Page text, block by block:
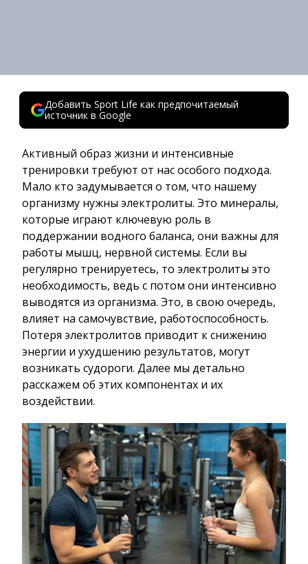
Добавить Sport Life как предпочитаемый
источник в Google
Активный образ жизни и интенсивные
тренировки требуют от нас особого подхода.
Мало кто задумывается о том, что нашему
организму нужны электролиты. Это минералы,
которые играют ключевую роль в
поддержании водного баланса, они важны для
работы мышц, нервной системы. Если вы
регулярно тренируетесь, то электролиты это
необходимость, ведь с потом они интенсивно
выводятся из организма. Это, в свою очередь,
влияет на самочувствие, работоспособность.
Потеря электролитов приводит к снижению
энергии и ухудшению результатов, могут
возникать судороги. Далее мы детально
расскажем об этих компонентах и их
воздействии.